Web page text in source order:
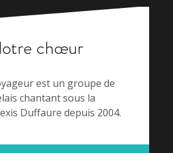
chœur
est un groupe de
chantant sous la
Duffaure depuis 2004.